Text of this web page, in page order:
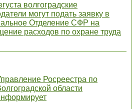
волгоградские
могут подать заявку в
Отделение СФР на
расходов по охране труда
Росреестра по
области